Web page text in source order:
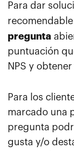
Para dar
recomendable
pregunta
puntuación
NPS y
Para los
marcado una
pregunta
gusta y/o